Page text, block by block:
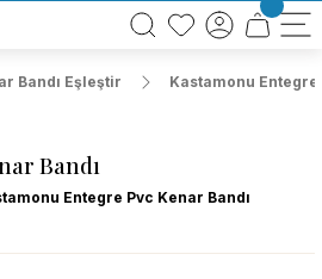
KARGO BEDAVA!
10.000 MÜŞTERİ REFERANSI
Bandı Eşleştir Kastamonu Entegre
Bandı
Entegre Pvc Kenar Bandı